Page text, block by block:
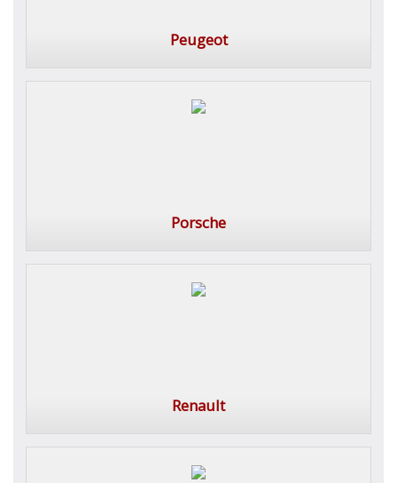
Peugeot
Porsche
Renault